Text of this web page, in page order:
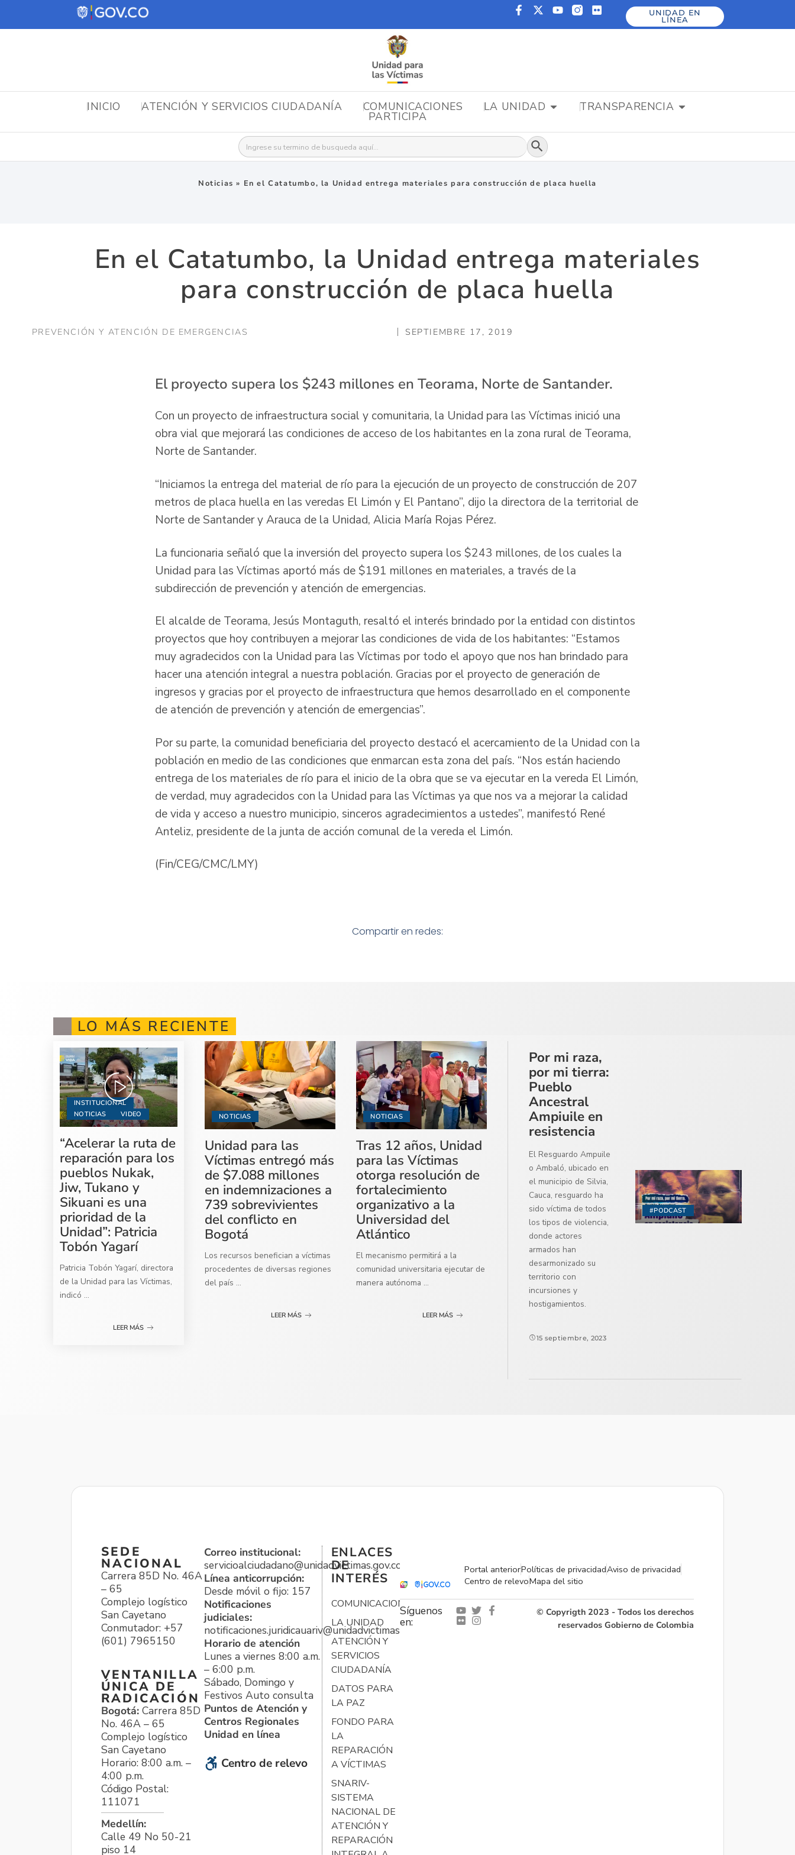
UNIDAD EN
LÍNEA
INICIO ATENCIÓN Y SERVICIOS CIUDADANÍA COMUNICACIONES LA UNIDAD TRANSPARENCIA
PARTICIPA
Buscar: Botón de búsqueda
Noticias » En el Catatumbo, la Unidad entrega materiales para construcción de placa huella
En el Catatumbo, la Unidad entrega materiales
para construcción de placa huella
PREVENCIÓN Y ATENCIÓN DE EMERGENCIAS SEPTIEMBRE 17, 2019
El proyecto supera los $243 millones en Teorama, Norte de Santander.
Con un proyecto de infraestructura social y comunitaria, la Unidad para las Víctimas inició una
obra vial que mejorará las condiciones de acceso de los habitantes en la zona rural de Teorama,
Norte de Santander.
“Iniciamos la entrega del material de río para la ejecución de un proyecto de construcción de 207
metros de placa huella en las veredas El Limón y El Pantano”, dijo la directora de la territorial de
Norte de Santander y Arauca de la Unidad, Alicia María Rojas Pérez.
La funcionaria señaló que la inversión del proyecto supera los $243 millones, de los cuales la
Unidad para las Víctimas aportó más de $191 millones en materiales, a través de la
subdirección de prevención y atención de emergencias.
El alcalde de Teorama, Jesús Montaguth, resaltó el interés brindado por la entidad con distintos
proyectos que hoy contribuyen a mejorar las condiciones de vida de los habitantes: “Estamos
muy agradecidos con la Unidad para las Víctimas por todo el apoyo que nos han brindado para
hacer una atención integral a nuestra población. Gracias por el proyecto de generación de
ingresos y gracias por el proyecto de infraestructura que hemos desarrollado en el componente
de atención de prevención y atención de emergencias”.
Por su parte, la comunidad beneficiaria del proyecto destacó el acercamiento de la Unidad con la
población en medio de las condiciones que enmarcan esta zona del país. “Nos están haciendo
entrega de los materiales de río para el inicio de la obra que se va ejecutar en la vereda El Limón,
de verdad, muy agradecidos con la Unidad para las Víctimas ya que nos va a mejorar la calidad
de vida y acceso a nuestro municipio, sinceros agradecimientos a ustedes”, manifestó René
Anteliz, presidente de la junta de acción comunal de la vereda el Limón.
(Fin/CEG/CMC/LMY)
Compartir en redes:
LO MÁS RECIENTE
INSTITUCIONAL
NOTICIAS
VIDEO
“Acelerar la ruta de
reparación para los
pueblos Nukak,
Jiw, Tukano y
Sikuani es una
prioridad de la
Unidad”: Patricia
Tobón Yagarí
Patricia Tobón Yagarí, directora
de la Unidad para las Víctimas,
indicó ...
LEER MÁS
NOTICIAS
Unidad para las
Víctimas entregó más
de $7.088 millones
en indemnizaciones a
739 sobrevivientes
del conflicto en
Bogotá
Los recursos benefician a víctimas
procedentes de diversas regiones
del país ...
LEER MÁS
NOTICIAS
Tras 12 años, Unidad
para las Víctimas
otorga resolución de
fortalecimiento
organizativo a la
Universidad del
Atlántico
El mecanismo permitirá a la
comunidad universitaria ejecutar de
manera autónoma ...
LEER MÁS
#PODCAST
Por mi raza,
por mi tierra:
Pueblo
Ancestral
Ampiuile en
resistencia
El Resguardo Ampuile
o Ambaló, ubicado en
el municipio de Silvia,
Cauca, resguardo ha
sido víctima de todos
los tipos de violencia,
donde actores
armados han
desarmonizado su
territorio con
incursiones y
hostigamientos.
15 septiembre, 2023
SEDE
NACIONAL
Carrera 85D No. 46A
– 65
Complejo logístico
San Cayetano
Conmutador: +57
(601) 7965150
VENTANILLA
ÚNICA DE
RADICACIÓN
Bogotá: Carrera 85D
No. 46A – 65
Complejo logístico
San Cayetano
Horario: 8:00 a.m. –
4:00 p.m.
Código Postal:
111071
Medellín:
Calle 49 No 50-21
piso 14
Correo institucional:
servicioalciudadano@unidadvictimas.gov.co
Línea anticorrupción:
Desde móvil o fijo: 157
Notificaciones
judiciales:
notificaciones.juridicauariv@unidadvictimas.gov.co
Horario de atención
Lunes a viernes 8:00 a.m.
– 6:00 p.m.
Sábado, Domingo y
Festivos Auto consulta
Puntos de Atención y
Centros Regionales
Unidad en línea
Centro de relevo
ENLACES
DE
INTERÉS
COMUNICACIONES
LA UNIDAD
ATENCIÓN Y
SERVICIOS
CIUDADANÍA
DATOS PARA
LA PAZ
FONDO PARA
LA
REPARACIÓN
A VÍCTIMAS
SNARIV-
SISTEMA
NACIONAL DE
ATENCIÓN Y
REPARACIÓN
Portal anteriorPolíticas de privacidadAviso de privacidad
Centro de relevoMapa del sitio
Síguenos
en:
© Copyrigth 2023 - Todos los derechos
reservados Gobierno de Colombia